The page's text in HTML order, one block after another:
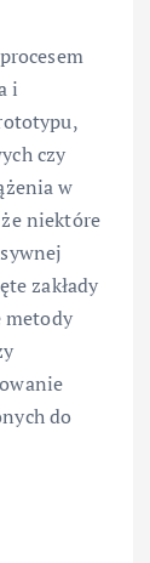
i
czy
w
niektóre
zakłady
metody
do